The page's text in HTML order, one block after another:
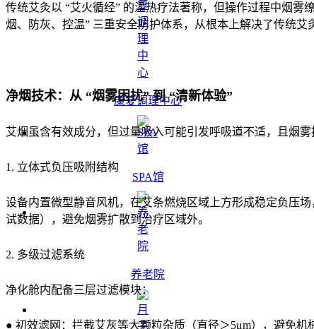
康复调理中心
SPA馆
养老院
传统艾灸以 “艾火循经” 的温热疗法著称，但操作过程中烟
烟、防灰、控温” 三重安全防护体系，从根本上解决了传统艾
净烟技术：从 “烟雾困扰” 到 “清新体验”
艾烟虽含有效成分，但过量吸入可能引发呼吸道不适，且烟
1. 立体式负压吸附结构
设备内置微型静音风机，在艾条燃烧区域上方形成稳定负压
试数据），避免烟雾扩散到治疗区域外。
2. 多级过滤系统
净化舱内配备三层过滤模块：
● 初效滤网：拦截艾灰等大颗粒杂质（直径＞5μm），避免机